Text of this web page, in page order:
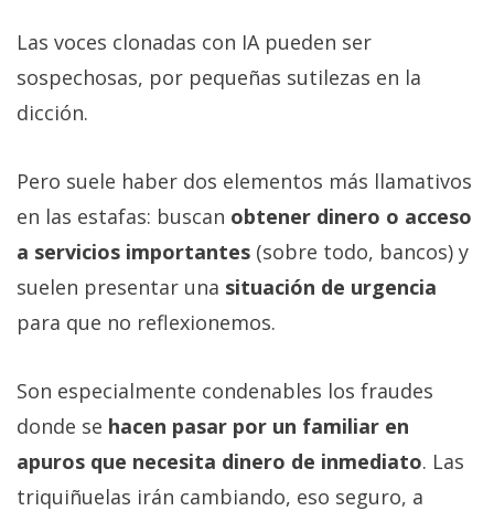
Las voces clonadas con IA pueden ser
sospechosas, por pequeñas sutilezas en la
dicción.
Pero suele haber dos elementos más llamativos
en las estafas: buscan obtener dinero o acceso
a servicios importantes (sobre todo, bancos) y
suelen presentar una situación de urgencia
para que no reflexionemos.
Son especialmente condenables los fraudes
donde se hacen pasar por un familiar en
apuros que necesita dinero de inmediato. Las
triquiñuelas irán cambiando, eso seguro, a